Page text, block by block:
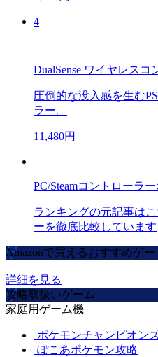
4
DualSense ワイヤレスコ
圧倒的な没入感を生む
ラー。
11,480円
PC/Steamコントローラ
ランキングの元記事は
ーを徹底比較しています
Amazonで買えるおすすめゲ
詳細を見る
攻略取扱いゲーム
家庭用ゲーム機
ポケモンチャンピオン
ぽこあポケモン攻略